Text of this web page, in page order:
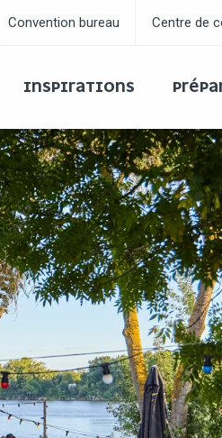
Convention bureau Centre de
INSPIRATIONS